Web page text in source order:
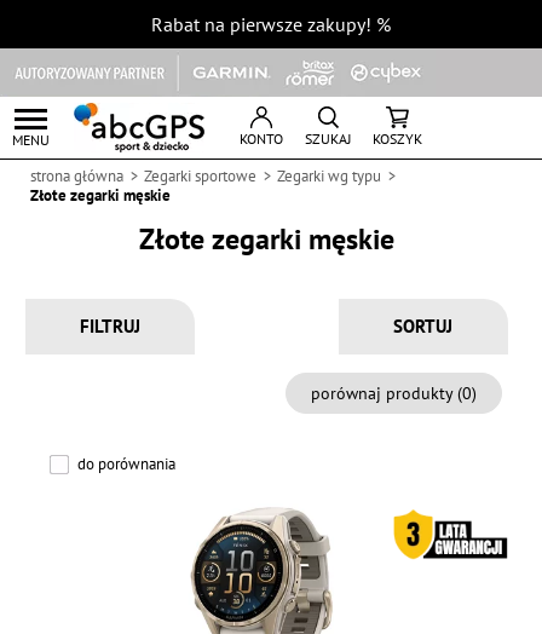
Rabat na pierwsze zakupy! %
MENU KONTO SZUKAJ KOSZYK
strona główna Zegarki sportowe
Zegarki wg typu
Złote zegarki męskie
Złote zegarki męskie
FILTRUJ
porównaj produkty (0)
do porównania